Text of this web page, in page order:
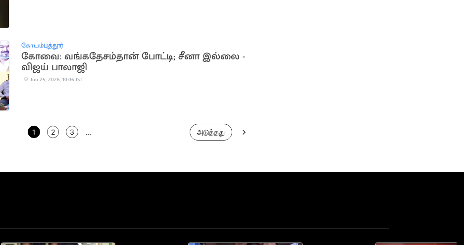
கோயம்புத்தூர்
கோவை: வங்கதேசம்தான் போட்டி; சீனா இல்லை -
விஜய் பாலாஜி
Jun 25, 2026, 10:06 IST
1 2 3 ... அடுத்தது